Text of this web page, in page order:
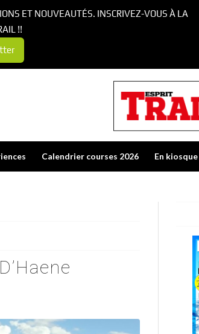
Calendrier courses 2026 En kiosque
ET NOUVEAUTÉS. INSCRIVEZ-VOUS À LA
!!